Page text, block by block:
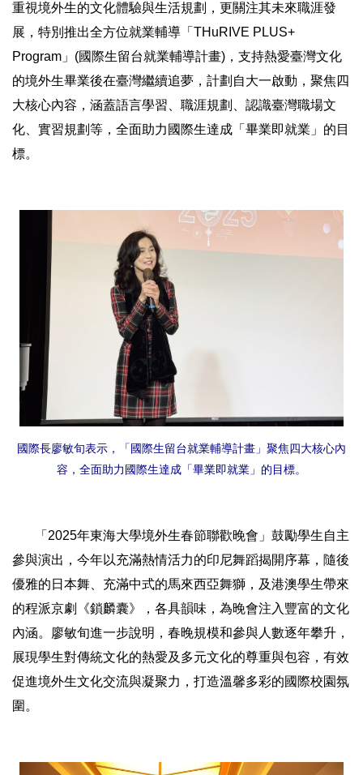
重視境外生的文化體驗與生活規劃，更關注其未來職涯發
展，特別推出全方位就業輔導「THuRIVE PLUS+
Program」(國際生留台就業輔導計畫)，支持熱愛臺灣文化
的境外生畢業後在臺灣繼續追夢，計劃自大一啟動，聚焦四
大核心內容，涵蓋語言學習、職涯規劃、認識臺灣職場文
化、實習規劃等，全面助力國際生達成「畢業即就業」的目
標。
國際長廖敏旬表示，「國際生留台就業輔導計畫」聚焦四大核心內
容，全面助力國際生達成「畢業即就業」的目標。
「2025年東海大學境外生春節聯歡晚會」鼓勵學生自主
參與演出，今年以充滿熱情活力的印尼舞蹈揭開序幕，隨後
優雅的日本舞、充滿中式的馬來西亞舞獅，及港澳學生帶來
的程派京劇《鎖麟囊》，各具韻味，為晚會注入豐富的文化
內涵。廖敏旬進一步說明，春晚規模和參與人數逐年攀升，
展現學生對傳統文化的熱愛及多元文化的尊重與包容，有效
促進境外生文化交流與凝聚力，打造溫馨多彩的國際校園氛
圍。